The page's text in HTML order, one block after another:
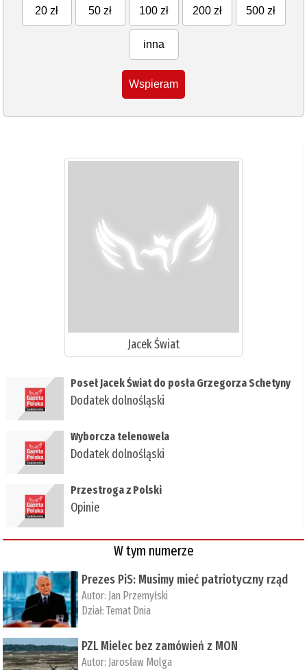
20 zł 50 zł 100 zł 200 zł 500 zł
inna
Wspieram
Jacek Świat
Poseł Jacek Świat do posła Grzegorza Schetyny
Dodatek dolnośląski
Wyborcza telenowela
Dodatek dolnośląski
Przestroga z Polski
Opinie
W tym numerze
Prezes PiS: Musimy mieć patriotyczny rząd
Autor: Jan Przemyłski
Dział:Temat Dnia
PZL Mielec bez zamówień z MON
Autor: Jarosław Molga